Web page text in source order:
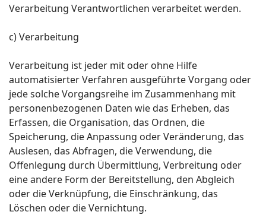
Verarbeitung Verantwortlichen verarbeitet werden.
c) Verarbeitung
Verarbeitung ist jeder mit oder ohne Hilfe
automatisierter Verfahren ausgeführte Vorgang oder
jede solche Vorgangsreihe im Zusammenhang mit
personenbezogenen Daten wie das Erheben, das
Erfassen, die Organisation, das Ordnen, die
Speicherung, die Anpassung oder Veränderung, das
Auslesen, das Abfragen, die Verwendung, die
Offenlegung durch Übermittlung, Verbreitung oder
eine andere Form der Bereitstellung, den Abgleich
oder die Verknüpfung, die Einschränkung, das
Löschen oder die Vernichtung.